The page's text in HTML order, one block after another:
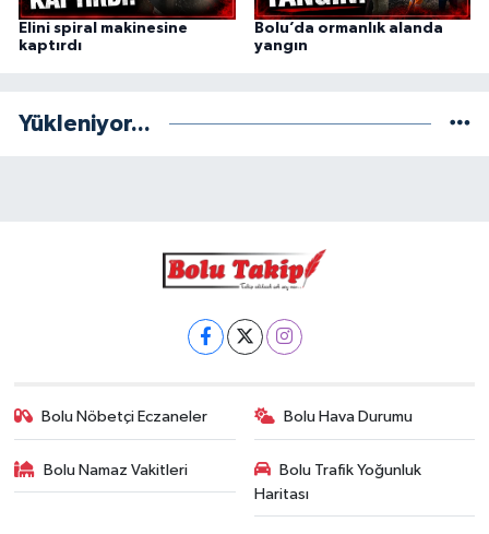
Elini spiral makinesine
kaptırdı
Bolu’da ormanlık alanda
yangın
Yükleniyor...
Bolu Nöbetçi Eczaneler Bolu Hava Durumu
Bolu Namaz Vakitleri
Bolu Trafik Yoğunluk
Haritası